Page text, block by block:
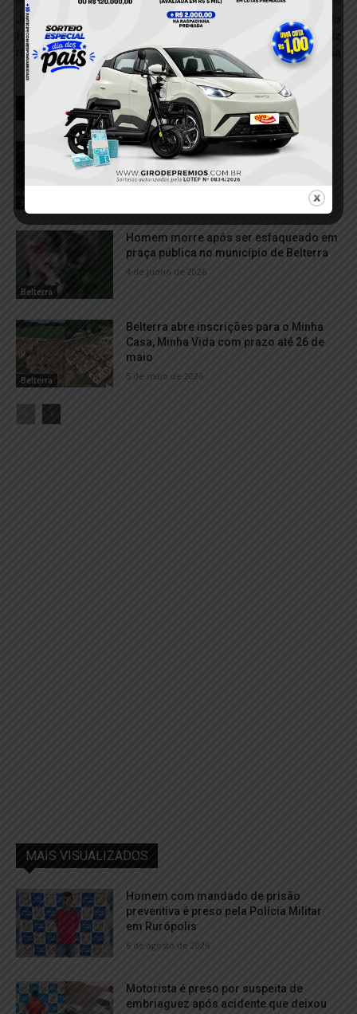
Jovem é preso acusado de
furtar aparelho televisor de
residência, em Itaituba
Mais um corpo é encontrado
após naufrágio no São Luiz
do Tapajos, em Itaituba
RELACIONADOS
Pai e filho morrem em grave acidente
entre moto e caminhonete em Belterra
2 de julho de 2026
Belterra
Homem morre após ser esfaqueado em
praça pública no município de Belterra
4 de junho de 2026
Belterra
Belterra abre inscrições para o Minha
Casa, Minha Vida com prazo até 26 de
maio
5 de maio de 2026
MAIS VISUALIZADOS
Homem com mandado de prisão
preventiva é preso pela Polícia Militar
em Rurópolis
6 de agosto de 2026
Motorista é preso por suspeita de
embriaguez após acidente que deixou